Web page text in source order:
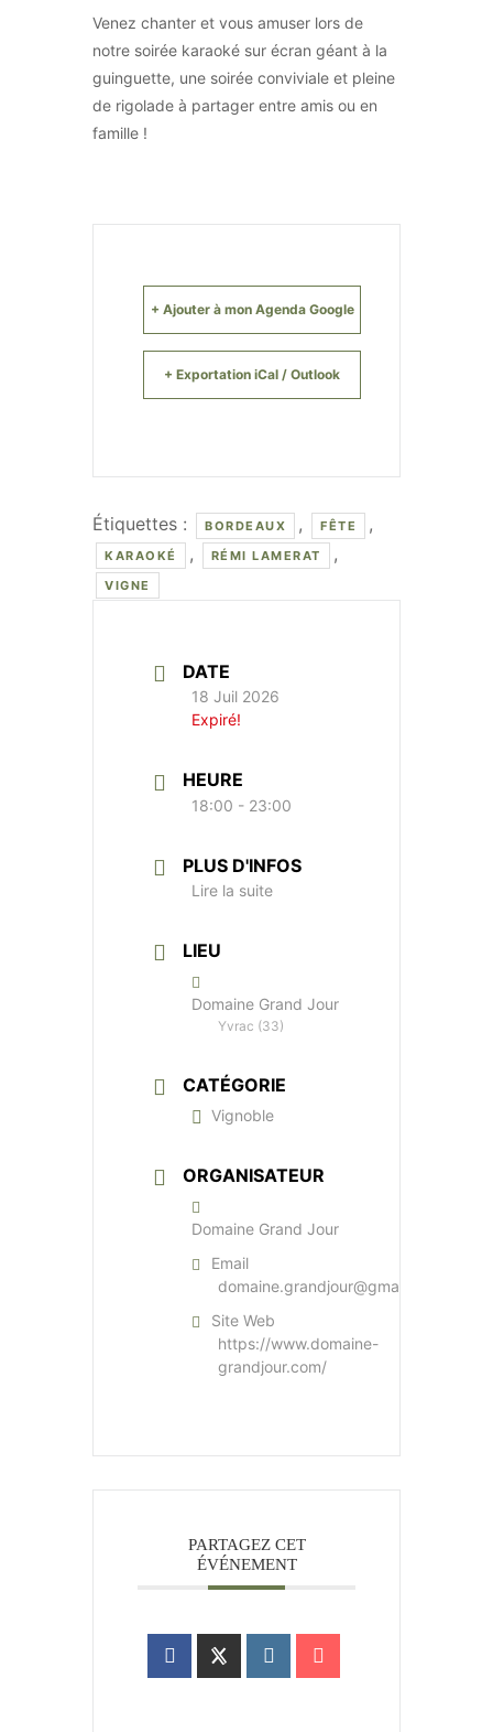
Venez chanter et vous amuser lors de
notre soirée karaoké sur écran géant à la
guinguette, une soirée conviviale et pleine
de rigolade à partager entre amis ou en
famille !
+ Ajouter à mon Agenda Google
+ Exportation iCal / Outlook
Étiquettes : BORDEAUX , FÊTE ,
KARAOKÉ , RÉMI LAMERAT ,
VIGNE
DATE
18 Juil 2026
Expiré!
HEURE
18:00 - 23:00
PLUS D'INFOS
Lire la suite
LIEU
Domaine Grand Jour
Yvrac (33)
CATÉGORIE
Vignoble
ORGANISATEUR
Domaine Grand Jour
Email
domaine.grandjour@gmail.com
Site Web
https://www.domaine-
grandjour.com/
PARTAGEZ CET
ÉVÉNEMENT